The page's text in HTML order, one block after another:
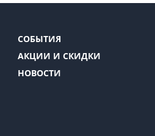
СОБЫТИЯ
АКЦИИ И СКИДКИ
НОВОСТИ